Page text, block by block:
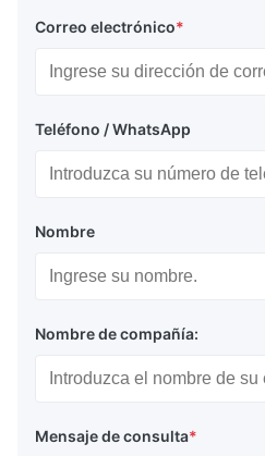
Correo electrónico*
Teléfono / WhatsApp
Nombre
Nombre de compañía:
Mensaje de consulta*